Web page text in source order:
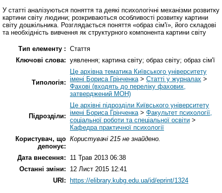
У статті аналізуються поняття та деякі психологічні механізми розвитку
картини світу людини; розкриваються особливості розвитку картини
світу дошкільника. Розглядається поняття «образ сім'ї», його складові
та необхідність вивчення як структурного компонента картини світу
Тип елементу : Стаття
Ключові слова: уявлення; картина світу; образ світу; образ сім'ї
Типологія:
Це архівна тематика Київського університету
імені Бориса Грінченка> Статті у журналах >
Фахові (входять до переліку фахових,
затверджений МОН)
Підрозділи:
Це архівні підрозділи Київського університету
імені Бориса Грінченка> Факультет психології,
соціальної роботи та спеціальної освіти >
Кафедра практичної психології
Користувач, що
депонує:
Користувачі 215 не знайдено.
Дата внесення:
11 Трав 2013 06:38
Останні зміни:
12 Лист 2015 12:41
URI:
https://elibrary.kubg.edu.ua/id/eprint/1324